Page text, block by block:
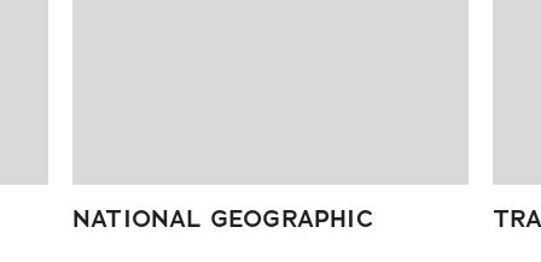
NATIONAL GEOGRAPHIC